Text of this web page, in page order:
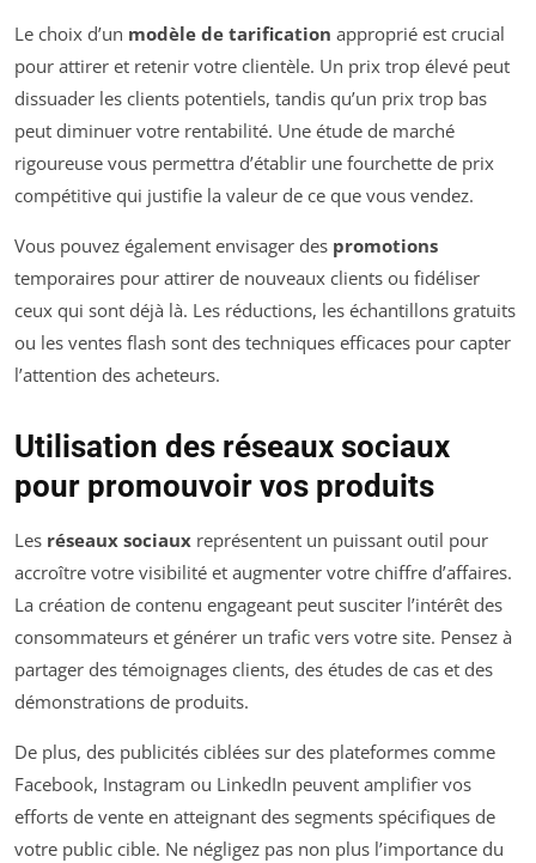
Le choix d’un modèle de tarification approprié est crucial
pour attirer et retenir votre clientèle. Un prix trop élevé peut
dissuader les clients potentiels, tandis qu’un prix trop bas
peut diminuer votre rentabilité. Une étude de marché
rigoureuse vous permettra d’établir une fourchette de prix
compétitive qui justifie la valeur de ce que vous vendez.
Vous pouvez également envisager des promotions
temporaires pour attirer de nouveaux clients ou fidéliser
ceux qui sont déjà là. Les réductions, les échantillons gratuits
ou les ventes flash sont des techniques efficaces pour capter
l’attention des acheteurs.
Utilisation des réseaux sociaux
pour promouvoir vos produits
Les réseaux sociaux représentent un puissant outil pour
accroître votre visibilité et augmenter votre chiffre d’affaires.
La création de contenu engageant peut susciter l’intérêt des
consommateurs et générer un trafic vers votre site. Pensez à
partager des témoignages clients, des études de cas et des
démonstrations de produits.
De plus, des publicités ciblées sur des plateformes comme
Facebook, Instagram ou LinkedIn peuvent amplifier vos
efforts de vente en atteignant des segments spécifiques de
votre public cible. Ne négligez pas non plus l’importance du